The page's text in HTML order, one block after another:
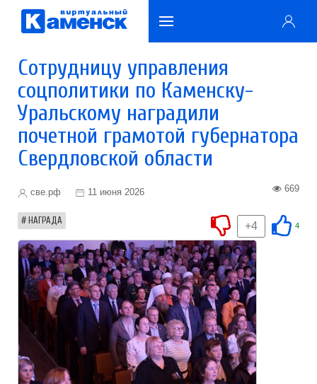
Сотрудницу управления
соцполитики по Каменску-
Уральскому наградили
почетной грамотой губернатора
Свердловской области
све.рф 11 июня 2026 669
НАГРАДА 4
+4